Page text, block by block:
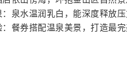
泉水温润乳白，能深度释放
餐券搭配温泉美景，打造最